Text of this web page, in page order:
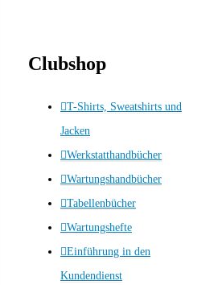
Clubshop
T-Shirts, Sweatshirts und
Jacken
Werkstatthandbücher
Wartungshandbücher
Tabellenbücher
Wartungshefte
Einführung in den
Kundendienst